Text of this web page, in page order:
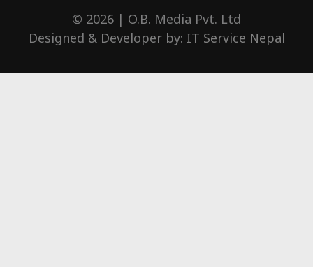
© 2026 | O.B. Media Pvt. Ltd
Designed & Developer by: IT Service Nepal